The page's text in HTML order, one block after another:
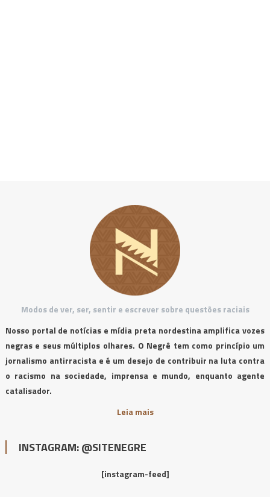
Modos de ver, ser, sentir e escrever sobre questões raciais
Nosso portal de notícias e mídia preta nordestina amplifica vozes
negras e seus múltiplos olhares. O Negrê tem como princípio um
jornalismo antirracista e é um desejo de contribuir na luta contra
o racismo na sociedade, imprensa e mundo, enquanto agente
catalisador.
Leia mais
INSTAGRAM: @SITENEGRE
[instagram-feed]